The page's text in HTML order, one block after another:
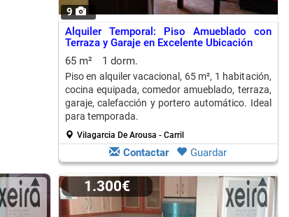
9
Alquiler Temporal: Piso Amueblado con
Terraza y Garaje en Excelente Ubicación
65 m²
1 dorm.
Piso en alquiler vacacional, 65 m², 1 habitación,
cocina equipada, comedor amueblado, terraza,
garaje, calefacción y portero automático. Ideal
para temporada.
Vilagarcia De Arousa - Carril
Contactar Guardar
1.300€